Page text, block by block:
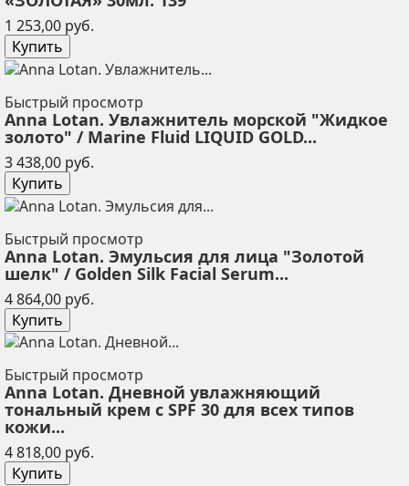
1 253,00 руб.
Купить
Быстрый просмотр
Anna Lotan. Увлажнитель морской "Жидкое
золото" / Marine Fluid LIQUID GOLD...
3 438,00 руб.
Купить
Быстрый просмотр
Anna Lotan. Эмульсия для лица "Золотой
шелк" / Golden Silk Facial Serum...
4 864,00 руб.
Купить
Быстрый просмотр
Anna Lotan. Дневной увлажняющий
тональный крем с SPF 30 для всех типов
кожи...
4 818,00 руб.
Купить